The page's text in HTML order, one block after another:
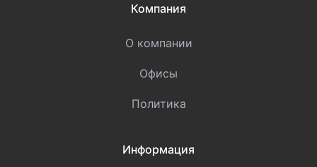
Компания
О компании
Офисы
Политика
Информация